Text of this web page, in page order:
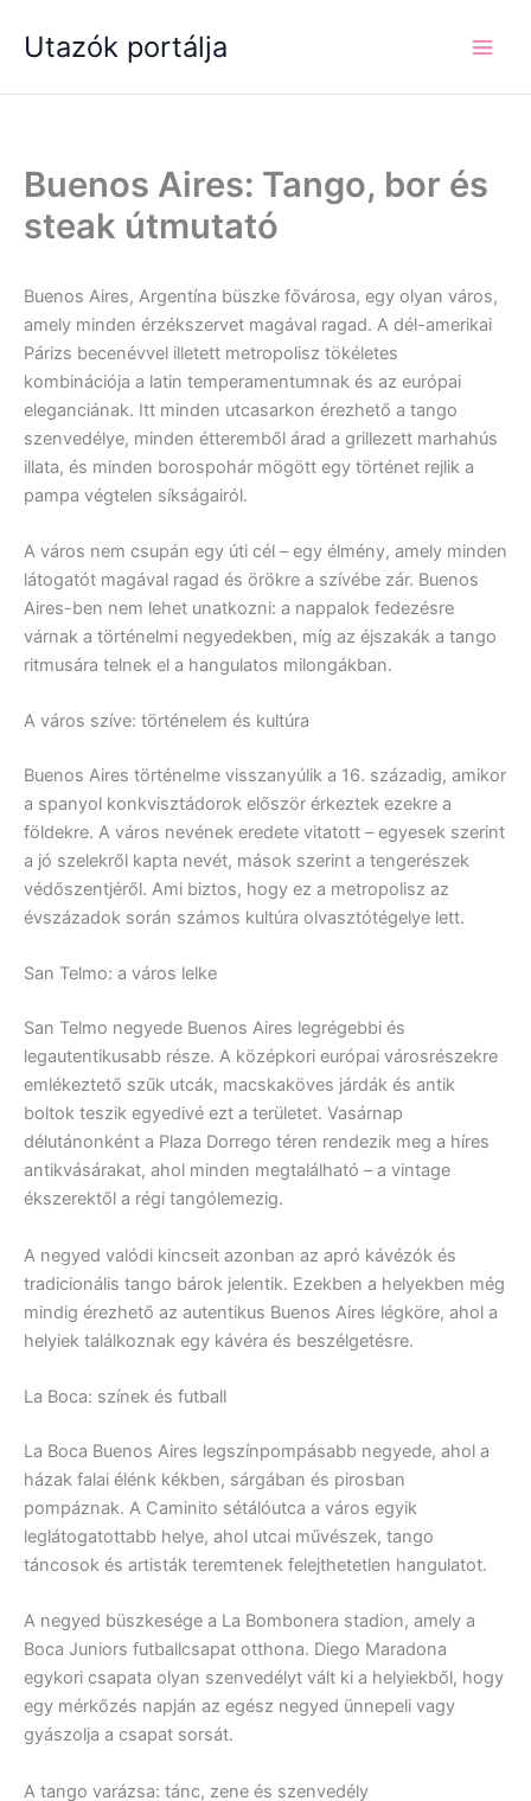
Utazók portálja
Buenos Aires: Tango, bor és
steak útmutató
Buenos Aires, Argentína büszke fővárosa, egy olyan város,
amely minden érzékszervet magával ragad. A dél-amerikai
Párizs becenévvel illetett metropolisz tökéletes
kombinációja a latin temperamentumnak és az európai
eleganciának. Itt minden utcasarkon érezhető a tango
szenvedélye, minden étteremből árad a grillezett marhahús
illata, és minden borospohár mögött egy történet rejlik a
pampa végtelen síkságairól.
A város nem csupán egy úti cél – egy élmény, amely minden
látogatót magával ragad és örökre a szívébe zár. Buenos
Aires-ben nem lehet unatkozni: a nappalok fedezésre
várnak a történelmi negyedekben, míg az éjszakák a tango
ritmusára telnek el a hangulatos milongákban.
A város szíve: történelem és kultúra
Buenos Aires történelme visszanyúlik a 16. századig, amikor
a spanyol konkvisztádorok először érkeztek ezekre a
földekre. A város nevének eredete vitatott – egyesek szerint
a jó szelekről kapta nevét, mások szerint a tengerészek
védőszentjéről. Ami biztos, hogy ez a metropolisz az
évszázadok során számos kultúra olvasztótégelye lett.
San Telmo: a város lelke
San Telmo negyede Buenos Aires legrégebbi és
legautentikusabb része. A középkori európai városrészekre
emlékeztető szűk utcák, macskaköves járdák és antik
boltok teszik egyedivé ezt a területet. Vasárnap
délutánonként a Plaza Dorrego téren rendezik meg a híres
antikvásárakat, ahol minden megtalálható – a vintage
ékszerektől a régi tangólemezig.
A negyed valódi kincseit azonban az apró kávézók és
tradicionális tango bárok jelentik. Ezekben a helyekben még
mindig érezhető az autentikus Buenos Aires légköre, ahol a
helyiek találkoznak egy kávéra és beszélgetésre.
La Boca: színek és futball
La Boca Buenos Aires legszínpompásabb negyede, ahol a
házak falai élénk kékben, sárgában és pirosban
pompáznak. A Caminito sétálóutca a város egyik
leglátogatottabb helye, ahol utcai művészek, tango
táncosok és artisták teremtenek felejthetetlen hangulatot.
A negyed büszkesége a La Bombonera stadion, amely a
Boca Juniors futballcsapat otthona. Diego Maradona
egykori csapata olyan szenvedélyt vált ki a helyiekből, hogy
egy mérkőzés napján az egész negyed ünnepeli vagy
gyászolja a csapat sorsát.
A tango varázsa: tánc, zene és szenvedély